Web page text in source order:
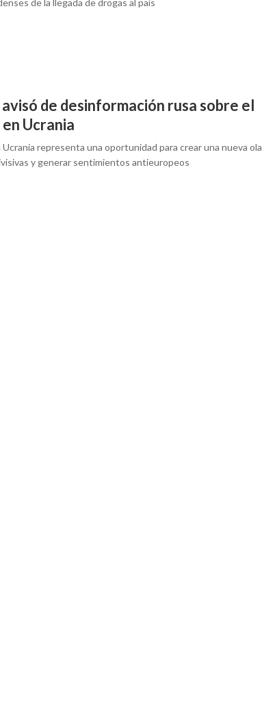
de la llegada de drogas al país
de desinformación rusa sobre el
Ucrania
representa una oportunidad para crear una nueva ola
y generar sentimientos antieuropeos